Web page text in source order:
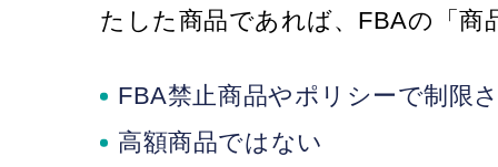
たした商品であれば、FBAの「
FBA禁止商品やポリシーで制限
高額商品ではない